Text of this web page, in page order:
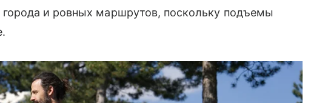
и ровных маршрутов, поскольку подъемы